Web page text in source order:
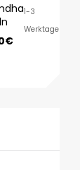
€
1-3
Werktage